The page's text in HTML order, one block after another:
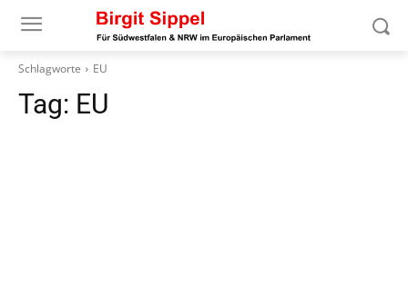
Schlagworte EU
Tag: EU